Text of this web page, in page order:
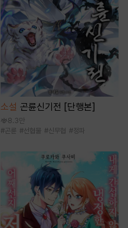
소설 곤륜신기전 [단행본]
8.3만
#곤륜 #선협물 #신무협 #정파